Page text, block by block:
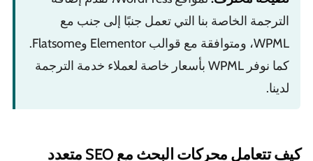
الترجمة الخاصة بنا التي تعمل جنبًا إلى جنب مع
WPML، ومتوافقة مع قوالب Elementor وFlatsome.
كما نوفر WPML بأسعار خاصة لعملاء خدمة الترجمة
لدينا.
كيف تتعامل محركات البحث مع SEO متعدد